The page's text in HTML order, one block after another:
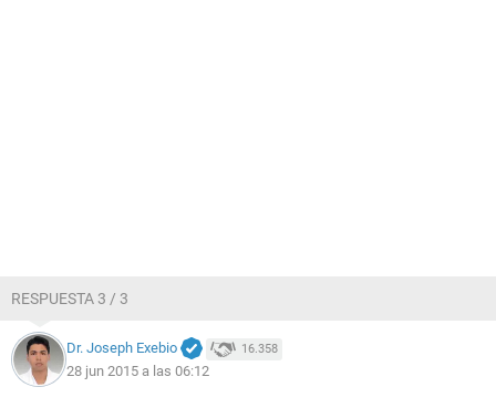
RESPUESTA 3 / 3
Dr. Joseph Exebio 16.358
28 jun 2015 a las 06:12